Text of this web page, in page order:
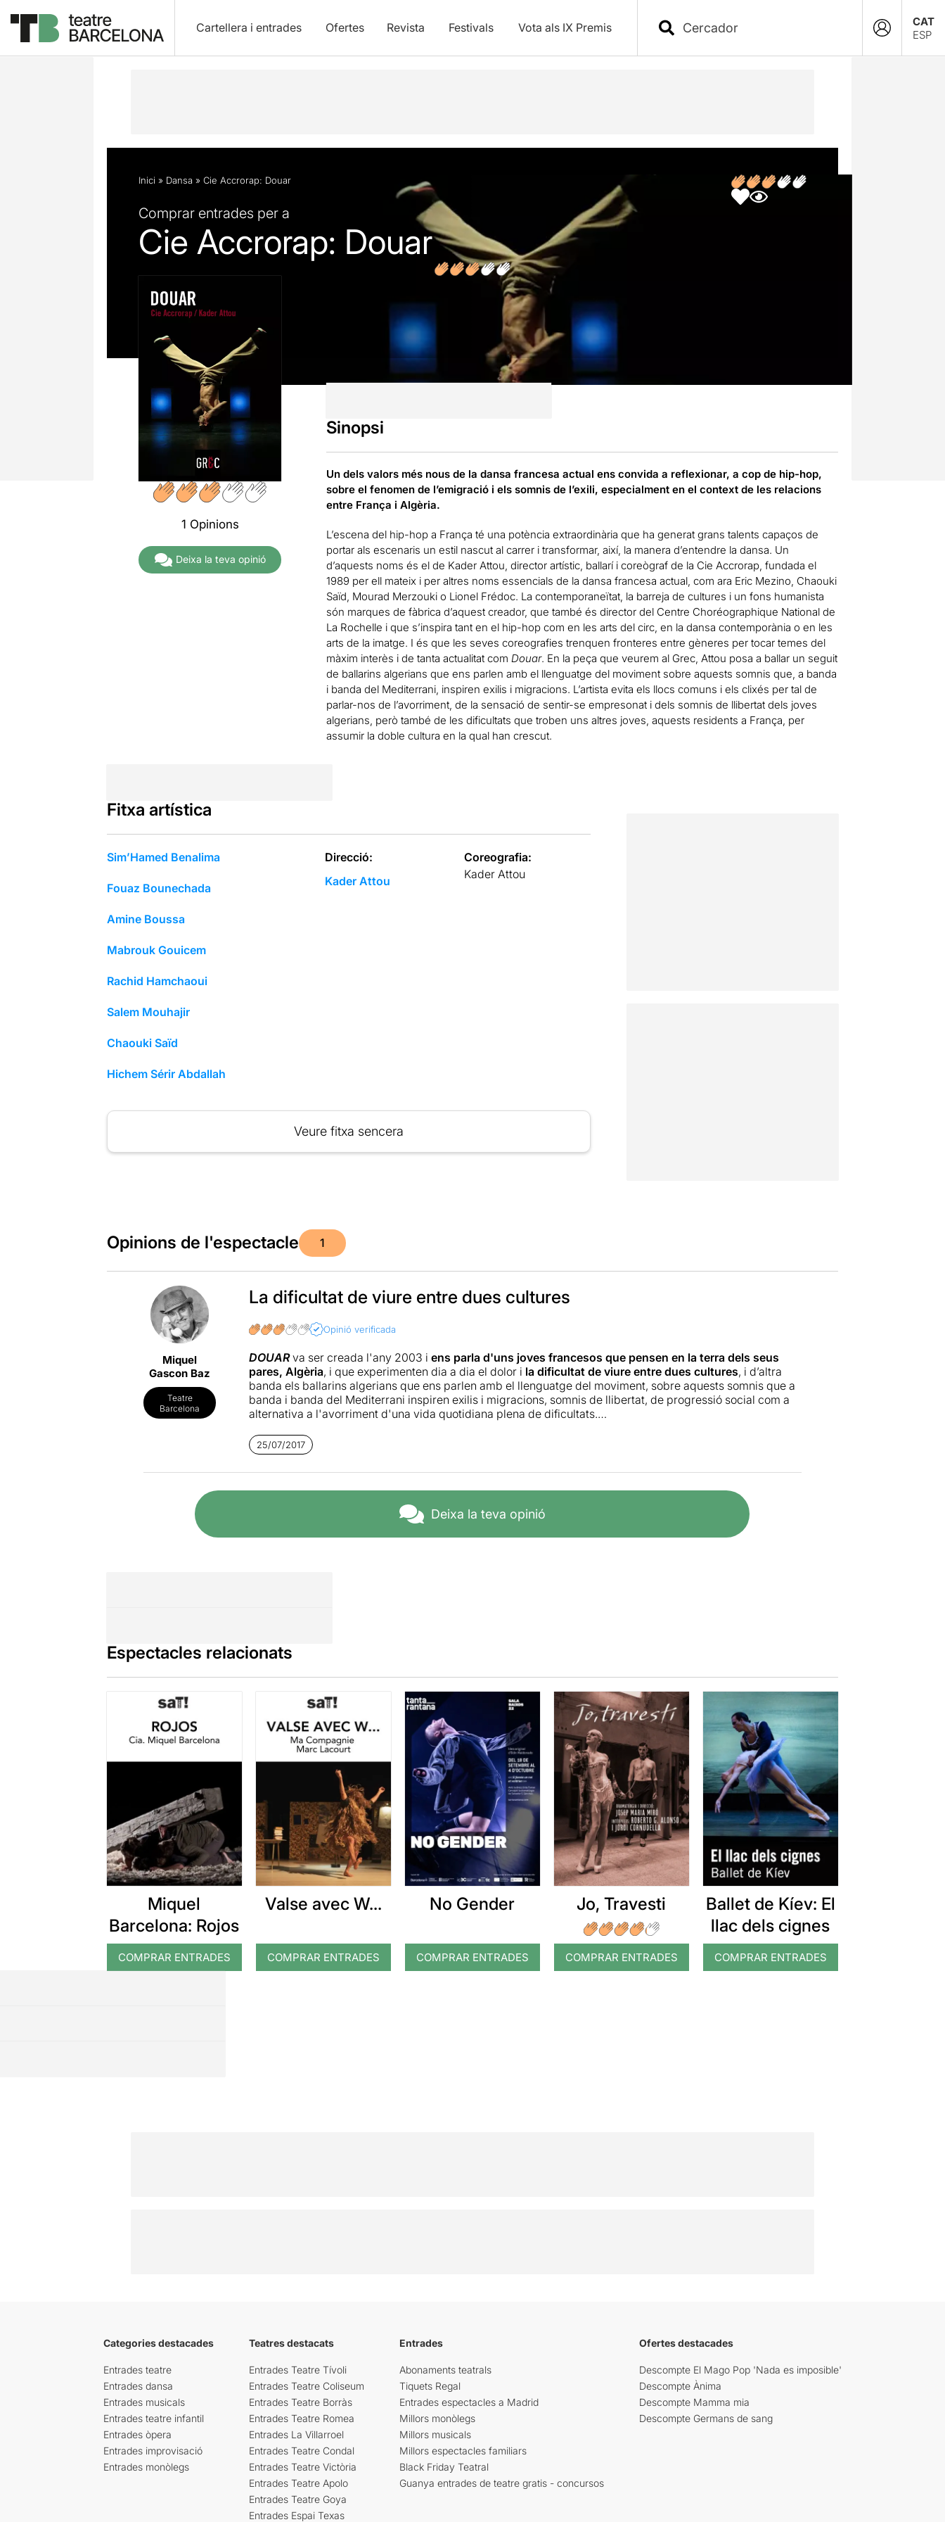
Cartellera i entrades Ofertes Revista Festivals Vota als IX Premis
CAT
ESP
Descripció Fitxa artística Opinions
Inici » Dansa » Cie Accrorap: Douar
Comprar entrades per a
Cie Accrorap: Douar
1 Opinions
Deixa la teva opinió
Sinopsi
Un dels valors més nous de la dansa francesa actual ens convida a reflexionar, a cop de hip-hop,
sobre el fenomen de l’emigració i els somnis de l’exili, especialment en el context de les relacions
entre França i Algèria.
L’escena del hip-hop a França té una potència extraordinària que ha generat grans talents capaços de
portar als escenaris un estil nascut al carrer i transformar, així, la manera d’entendre la dansa. Un
d’aquests noms és el de Kader Attou, director artístic, ballarí i coreògraf de la Cie Accrorap, fundada el
1989 per ell mateix i per altres noms essencials de la dansa francesa actual, com ara Eric Mezino, Chaouki
Saïd, Mourad Merzouki o Lionel Frédoc. La contemporaneïtat, la barreja de cultures i un fons humanista
són marques de fàbrica d’aquest creador, que també és director del Centre Choréographique National de
La Rochelle i que s’inspira tant en el hip-hop com en les arts del circ, en la dansa contemporània o en les
arts de la imatge. I és que les seves coreografies trenquen fronteres entre gèneres per tocar temes del
màxim interès i de tanta actualitat com Douar. En la peça que veurem al Grec, Attou posa a ballar un seguit
de ballarins algerians que ens parlen amb el llenguatge del moviment sobre aquests somnis que, a banda
i banda del Mediterrani, inspiren exilis i migracions. L’artista evita els llocs comuns i els clixés per tal de
parlar-nos de l’avorriment, de la sensació de sentir-se empresonat i dels somnis de llibertat dels joves
algerians, però també de les dificultats que troben uns altres joves, aquests residents a França, per
assumir la doble cultura en la qual han crescut.
Fitxa artística
Sim’Hamed Benalima
Fouaz Bounechada
Amine Boussa
Mabrouk Gouicem
Rachid Hamchaoui
Salem Mouhajir
Chaouki Saïd
Hichem Sérir Abdallah
Direcció:
Kader Attou
Coreografia:
Kader Attou
Veure fitxa sencera
Opinions de l'espectacle 1
Miquel
Gascon Baz
Teatre
Barcelona
La dificultat de viure entre dues cultures
Opinió verificada
DOUARva ser creada l'any 2003 i ens parla d'uns joves francesos que pensen en la terra dels seus
pares, Algèria, i que experimenten dia a dia el dolor i la dificultat de viure entre dues cultures, i d’altra
banda els ballarins algerians que ens parlen amb el llenguatge del moviment, sobre aquests somnis que a
banda i banda del Mediterrani inspiren exilis i migracions, somnis de llibertat, de progressió social com a
alternativa a l'avorriment d'una vida quotidiana plena de dificultats.
La contemporaneïtat, la barreja de cultures i un fons humanista són marques de fàbrica d'aquest creador, i
ques’inspira tant en el hip-hop com en les arts del circ, en la dansa contemporània o en les arts de la
imatgetrencant fronteres entre gèneres.
, tot i que es tracta d'una producció de fa 14 anys, toca temes d'una rabiosa actualitat. Una
relectura d’aquesta peça. Una mirada cap als orígens que han deixat enrere en el camí de l'exili. Un exili
cap a una terra i una societat idealitzada.
Malgrat tot, els ballarins ens han meravellat
Si voleu llegir la nostra valoració sencera, només heu de clicarAQUÍ
25/07/2017
Deixa la teva opinió
Espectacles relacionats
Miquel
Barcelona: Rojos
COMPRAR ENTRADES
Valse avec W...
COMPRAR ENTRADES
No Gender
COMPRAR ENTRADES
Jo, Travesti
COMPRAR ENTRADES
Ballet de Kíev: El
llac dels cignes
COMPRAR ENTRADES
Categories destacades
Entrades teatre
Entrades dansa
Entrades musicals
Entrades teatre infantil
Entrades òpera
Entrades improvisació
Entrades monòlegs
Teatres destacats
Entrades Teatre Tívoli
Entrades Teatre Coliseum
Entrades Teatre Borràs
Entrades Teatre Romea
Entrades La Villarroel
Entrades Teatre Condal
Entrades Teatre Victòria
Entrades Teatre Apolo
Entrades Teatre Goya
Entrades Espai Texas
Entrades
Abonaments teatrals
Tiquets Regal
Entrades espectacles a Madrid
Millors monòlegs
Millors musicals
Millors espectacles familiars
Black Friday Teatral
Guanya entrades de teatre gratis - concursos
Ofertes destacades
Descompte El Mago Pop 'Nada es imposible'
Descompte Ànima
Descompte Mamma mia
Descompte Germans de sang